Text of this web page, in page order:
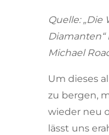
Quelle: „Die
Diamanten“
Michael
Um dieses
zu bergen,
wieder neu
lässt uns